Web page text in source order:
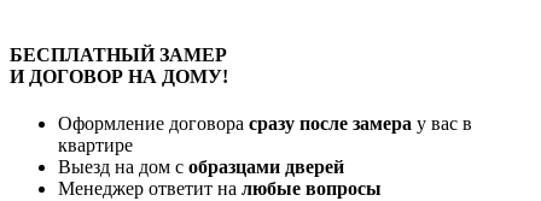
БЕСПЛАТНЫЙЗАМЕР
И ДОГОВОР НА ДОМУ!
Оформление договора сразу после замера у вас в
квартире
Выезд на дом с образцами дверей
Менеджер ответит на любые вопросы